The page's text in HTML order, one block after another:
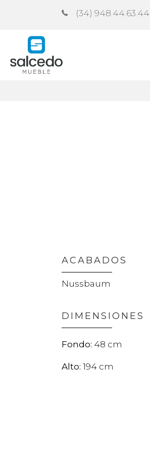
(34) 948.44.63.44
ACABADOS
Nussbaum
DIMENSIONES
48
194